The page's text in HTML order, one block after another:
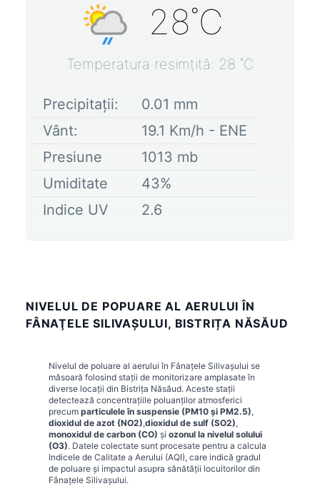
28˚C
Temperatura resimțită: 28 ˚C
Precipitații: 0.01 mm
Vânt:
19.1 Km/h - ENE
Presiune
1013 mb
Umiditate
43%
Indice UV
2.6
NIVELUL DE POPUARE AL AERULUI ÎN
FÂNAŢELE SILIVAŞULUI, BISTRIȚA NĂSĂUD
Nivelul de poluare al aerului în Fânaţele Silivaşului se
măsoară folosind stații de monitorizare amplasate în
diverse locații din Bistrița Năsăud. Aceste stații
detectează concentrațiile poluanților atmosferici
precum particulele în suspensie (PM10 și PM2.5),
dioxidul de azot (NO2),dioxidul de sulf (SO2),
monoxidul de carbon (CO) și ozonul la nivelul solului
(O3). Datele colectate sunt procesate pentru a calcula
Indicele de Calitate a Aerului (AQI), care indică gradul
de poluare și impactul asupra sănătății locuitorilor din
Fânaţele Silivaşului.